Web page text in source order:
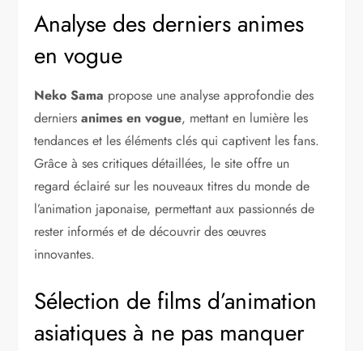
Analyse des derniers animes
en vogue
Neko Sama propose une analyse approfondie des
derniersanimes en vogue, mettant en lumière les
tendances et les éléments clés qui captivent les fans.
Grâce à ses critiques détaillées, le site offre un
regard éclairé sur les nouveaux titres du monde de
l’animation japonaise, permettant aux passionnés de
rester informés et de découvrir des œuvres
innovantes.
Sélection de films d’animation
asiatiques à ne pas manquer